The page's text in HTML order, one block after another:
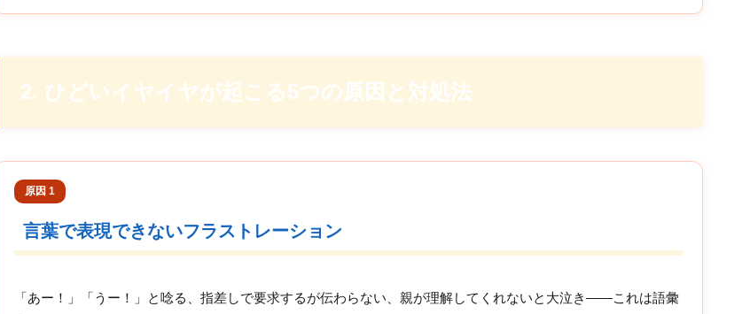
2. ひどいイヤイヤが起こる5つの原因と対処法
原因 1
言葉で表現できないフラストレーション
「あー！」「うー！」と唸る、指差しで要求するが伝わらない、親が理解してくれないと大泣き——これは語彙